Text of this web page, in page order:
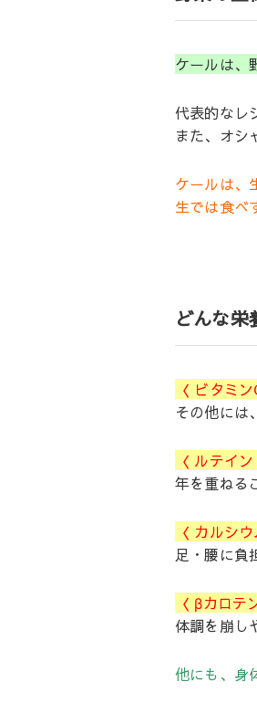
ケールは、
代表的なレ
また、オシ
ケールは、
生では食べ
どんな栄
〈 ビタミン
その他には
〈 ルテイン
年を重ねる
〈 カルシウ
足・腰に負
〈 βカロテ
体調を崩し
他にも、身